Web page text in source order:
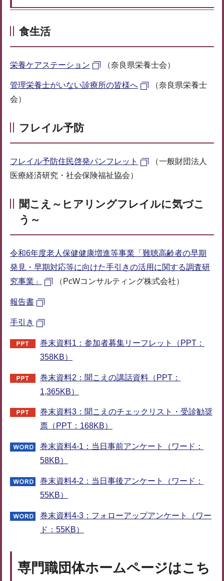
食生活
栄養ケアステーション （奈良県栄養士会）
管理栄養士がいない診療所の皆様へ
（奈良県栄養士
会）
フレイル予防
フレイル予防住民啓発パンフレット
（一般財団法人
医療経済研究・社会保険福祉協会）
聞こえ～ヒアリングフレイルに気づこ
う～
令和6年度老人保健健康増進等事業「難聴高齢者の早期
発見・早期対応等に向けた手引きの活用に関する調査研
究事業」
（PcWコンサルティング株式会社）
報告書
手引き
巻末資料1：参加者募集リーフレット（PPT：
358KB）
巻末資料2：聞こえの講話資料（PPT：
1,365KB）
巻末資料3：聞こえのチェックリスト・受診勧奨
票（PPT：168KB）
巻末資料4-1：当日事前アンケート（ワード：
58KB）
巻末資料4-2：当日事後アンケート（ワード：
55KB）
巻末資料4-3：フォローアップアンケート（ワー
ド：55KB）
専門職団体ホームページはこち